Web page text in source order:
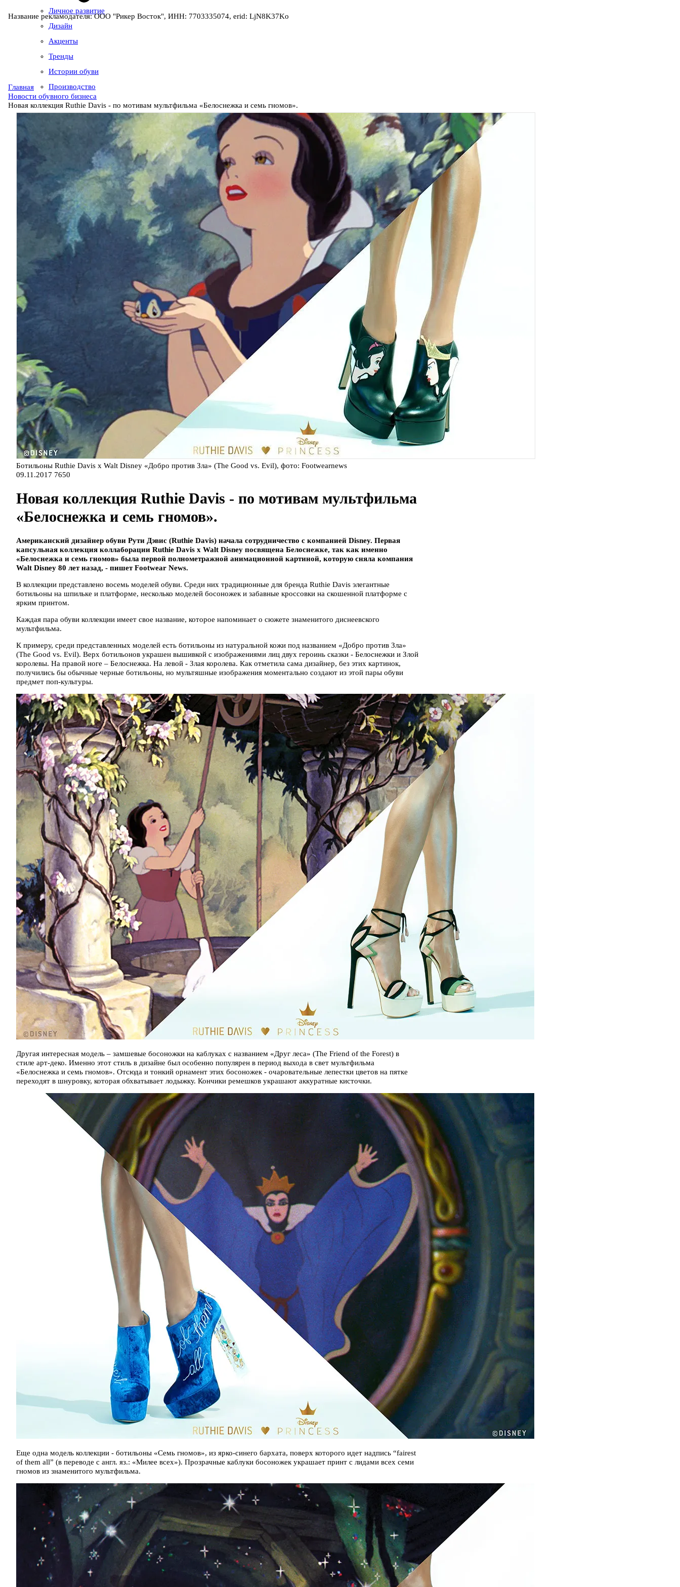
Личное развитие
Дизайн
Акценты
Тренды
Истории обуви
Производство
Название рекламодателя: ООО "Рикер Восток", ИНН: 7703335074, erid: LjN8K37Ko
Главная
Новости обувного бизнеса
Новая коллекция Ruthie Davis - по мотивам мультфильма «Белоснежка и семь гномов».
Ботильоны Ruthie Davis x Walt Disney «Добро против Зла» (The Good vs. Evil), фото: Footwearnews
09.11.2017 7650
Новая коллекция Ruthie Davis - по мотивам мультфильма
«Белоснежка и семь гномов».
Американский дизайнер обуви Рути Дэвис (Ruthie Davis) начала сотрудничество с компанией Disney. Первая
капсульная коллекция коллаборации Ruthie Davis x Walt Disney посвящена Белоснежке, так как именно
«Белоснежка и семь гномов» была первой полнометражной анимационной картиной, которую сняла компания
Walt Disney 80 лет назад, - пишет Footwear News.
В коллекции представлено восемь моделей обуви. Среди них традиционные для бренда Ruthie Davis элегантные
ботильоны на шпильке и платформе, несколько моделей босоножек и забавные кроссовки на скошенной платформе с
ярким принтом.
Каждая пара обуви коллекции имеет свое название, которое напоминает о сюжете знаменитого диснеевского
мультфильма.
К примеру, среди представленных моделей есть ботильоны из натуральной кожи под названием «Добро против Зла»
(The Good vs. Evil). Верх ботильонов украшен вышивкой с изображениями лиц двух героинь сказки - Белоснежки и Злой
королевы. На правой ноге – Белоснежка. На левой - Злая королева. Как отметила сама дизайнер, без этих картинок,
получились бы обычные черные ботильоны, но мультяшные изображения моментально создают из этой пары обуви
предмет поп-культуры.
Другая интересная модель – замшевые босоножки на каблуках с названием «Друг леса» (The Friend of the Forest) в
стиле арт-деко. Именно этот стиль в дизайне был особенно популярен в период выхода в свет мультфильма
«Белоснежка и семь гномов». Отсюда и тонкий орнамент этих босоножек - очаровательные лепестки цветов на пятке
переходят в шнуровку, которая обхватывает лодыжку. Кончики ремешков украшают аккуратные кисточки.
Еще одна модель коллекции - ботильоны «Семь гномов», из ярко-синего бархата, поверх которого идет надпись “fairest
of them all” (в переводе с англ. яз.: «Милее всех»). Прозрачные каблуки босоножек украшает принт с лидами всех семи
гномов из знаменитого мультфильма.